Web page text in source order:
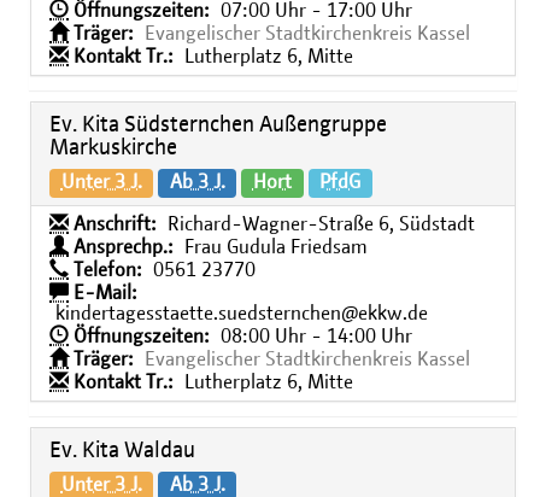
Öffnungszeiten:
07:00 Uhr - 17:00 Uhr
Träger:
Evangelischer Stadtkirchenkreis Kassel
Kontakt Tr.:
Lutherplatz 6, Mitte
Ev. Kita Südsternchen Außengruppe
Markuskirche
Unter 3 J. Ab 3 J. Hort PfdG
Anschrift:
Richard-Wagner-Straße 6, Südstadt
Ansprechp.:
Frau Gudula Friedsam
Telefon:
0561 23770
E-Mail:
kindertagesstaette.suedsternchen@ekkw.de
Öffnungszeiten:
08:00 Uhr - 14:00 Uhr
Träger:
Evangelischer Stadtkirchenkreis Kassel
Kontakt Tr.:
Lutherplatz 6, Mitte
Ev. Kita Waldau
Unter 3 J. Ab 3 J.